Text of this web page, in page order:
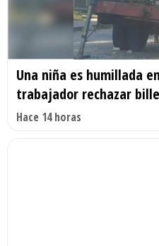
Una niña es humillada
trabajador rechazar
Hace 14 horas